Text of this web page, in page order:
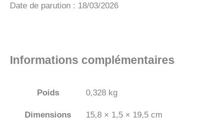
Date de parution : 18/03/2026
Informations complémentaires
Poids 0,328 kg
Dimensions 15,8 × 1,5 × 19,5 cm